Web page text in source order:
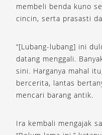
membeli benda kuno
cincin, serta prasasti
“[Lubang-lubang] ini
datang menggali.
sini. Harganya mahal
bercerita, lantas
mencari barang antik.
Ira kembali mengajak